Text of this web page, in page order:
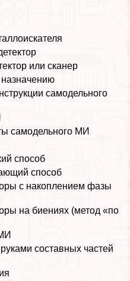
или сканер
самодельного
самодельного МИ
способ
способ
с накоплением фазы
на биениях (метод «по
составных частей